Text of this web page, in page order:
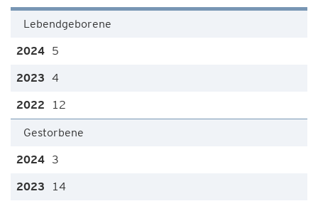
Lebendgeborene
5
4
12
Gestorbene
3
14